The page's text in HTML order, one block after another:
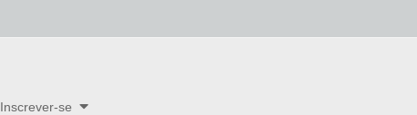
Inscrever-se